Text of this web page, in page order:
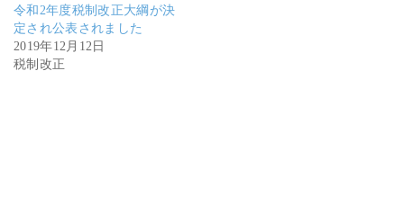
令和2年度税制改正大綱が決
定され公表されました
2019年12月12日
税制改正